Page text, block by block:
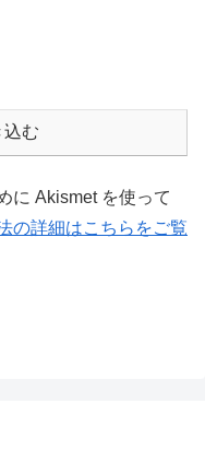
込む
に Akismet を使って
の詳細はこちらをご覧